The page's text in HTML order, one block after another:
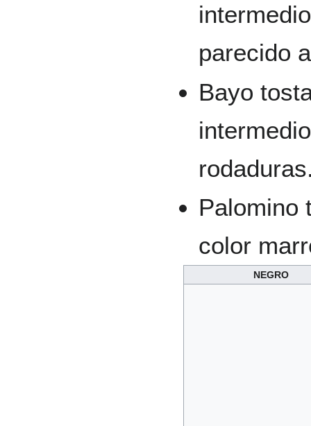
parecido
Bayo
Palomino
color
NEGRO